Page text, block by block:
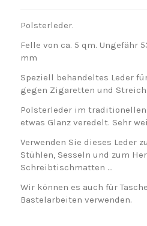
Polsterleder.
Felle von ca. 5 qm. Ungefähr
mm
Speziell behandeltes Leder
gegen Zigaretten und
Polsterleder im traditionellen
etwas Glanz veredelt. Sehr
Verwenden Sie dieses Leder
Stühlen, Sesseln und zum
Schreibtischmatten …
Wir können es auch für
Bastelarbeiten verwenden.